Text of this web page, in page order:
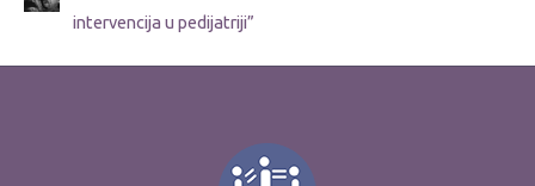
intervencija u pedijatriji”